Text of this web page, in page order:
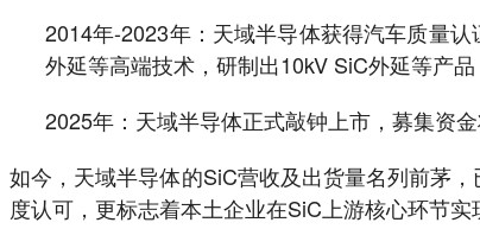
2014年-2023年：天域半导体获得汽车质量
外延等高端技术，研制出10kV SiC外延等产品
2025年：天域半导体正式敲钟上市，募集资
如今，天域半导体的SiC营收及出货量名列前茅
度认可，更标志着本土企业在SiC上游核心环节